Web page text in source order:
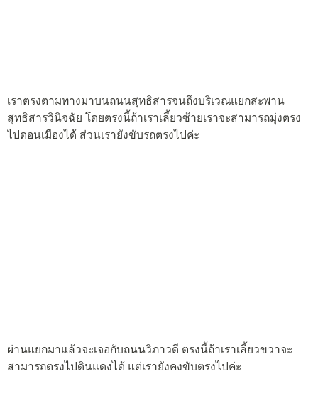
เราตรงตามทางมาบนถนนสุทธิสารจนถึงบริเวณแยกสะพาน
สุทธิสารวินิจฉัย โดยตรงนี้ถ้าเราเลี้ยวซ้ายเราจะสามารถมุ่งตรง
ไปดอนเมืองได้ ส่วนเรายังขับรถตรงไปค่ะ
ผ่านแยกมาแล้วจะเจอกับถนนวิภาวดี ตรงนี้ถ้าเราเลี้ยวขวาจะ
สามารถตรงไปดินแดงได้ แต่เรายังคงขับตรงไปค่ะ